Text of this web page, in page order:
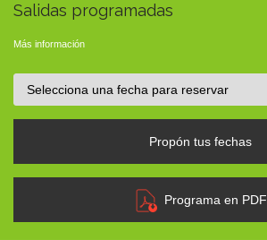
Salidas programadas
Más información
Propón tus fechas
Programa en PDF